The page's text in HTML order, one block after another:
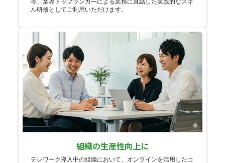
ル研修としてご利用いただけます。
組織の生産性向上に
テレワーク導入中の組織において、オンラインを活用したコ